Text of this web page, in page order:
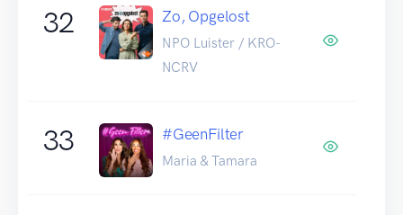
32 Zo, Opgelost
NPO Luister / KRO-
NCRV
33 #GeenFilter
Maria & Tamara